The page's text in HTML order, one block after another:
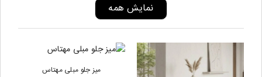
نمایش همه
میز جلو مبلی مهتاس